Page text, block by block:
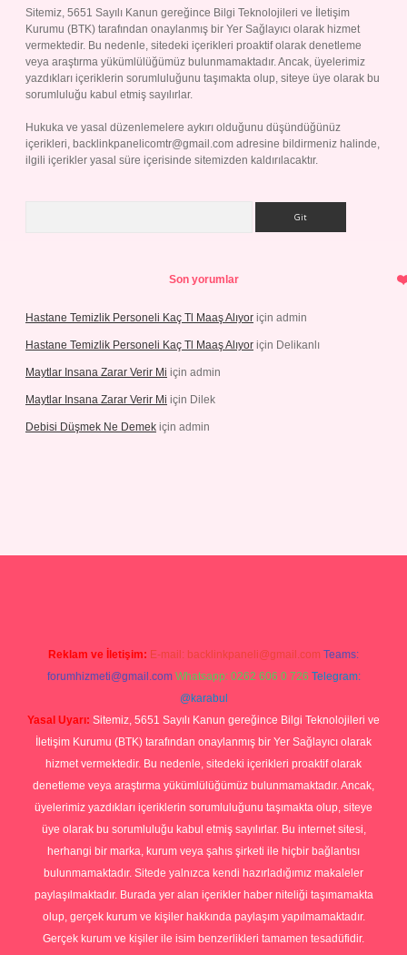
Sitemiz, 5651 Sayılı Kanun gereğince Bilgi Teknolojileri ve İletişim
Kurumu (BTK) tarafından onaylanmış bir Yer Sağlayıcı olarak hizmet
vermektedir. Bu nedenle, sitedeki içerikleri proaktif olarak denetleme
veya araştırma yükümlülüğümüz bulunmamaktadır. Ancak, üyelerimiz
yazdıkları içeriklerin sorumluluğunu taşımakta olup, siteye üye olarak bu
sorumluluğu kabul etmiş sayılırlar.
Hukuka ve yasal düzenlemelere aykırı olduğunu düşündüğünüz
içerikleri, backlinkpanelicomtr@gmail.com adresine bildirmeniz halinde,
ilgili içerikler yasal süre içerisinde sitemizden kaldırılacaktır.
Son yorumlar
Hastane Temizlik Personeli Kaç Tl Maaş Alıyor için admin
Hastane Temizlik Personeli Kaç Tl Maaş Alıyor için Delikanlı
Maytlar Insana Zarar Verir Mi için admin
Maytlar Insana Zarar Verir Mi için Dilek
Debisi Düşmek Ne Demek için admin
Reklam ve İletişim: E-mail: backlinkpaneli@gmail.com Teams:
forumhizmeti@gmail.com Whatsapp: 0262 606 0 726 Telegram:
@karabul
Yasal Uyarı: Sitemiz, 5651 Sayılı Kanun gereğince Bilgi Teknolojileri ve
İletişim Kurumu (BTK) tarafından onaylanmış bir Yer Sağlayıcı olarak
hizmet vermektedir. Bu nedenle, sitedeki içerikleri proaktif olarak
denetleme veya araştırma yükümlülüğümüz bulunmamaktadır. Ancak,
üyelerimiz yazdıkları içeriklerin sorumluluğunu taşımakta olup, siteye
üye olarak bu sorumluluğu kabul etmiş sayılırlar. Bu internet sitesi,
herhangi bir marka, kurum veya şahıs şirketi ile hiçbir bağlantısı
bulunmamaktadır. Sitede yalnızca kendi hazırladığımız makaleler
paylaşılmaktadır. Burada yer alan içerikler haber niteliği taşımamakta
olup, gerçek kurum ve kişiler hakkında paylaşım yapılmamaktadır.
Gerçek kurum ve kişiler ile isim benzerlikleri tamamen tesadüfidir.